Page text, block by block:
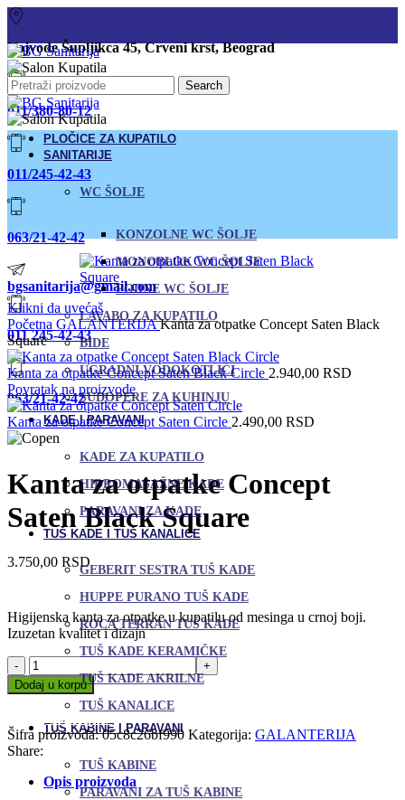
Vojvode Šupljikca 45, Crveni krst, Beograd
011/380-80-12
011/245-42-43
063/21-42-42
bgsanitarija@gmail.com
011 245-42-43
063/21-42-42
Search
PLOČICE ZA KUPATILO
SANITARIJE
WC ŠOLJE
KONZOLNE WC ŠOLJE
MONOBLOK WC ŠOLJE
PODNE WC ŠOLJE
LAVABO ZA KUPATILO
BIDE
UGRADNI VODOKOTLIĆI
SUDOPERE ZA KUHINJU
KADE I PARAVANI
KADE ZA KUPATILO
HIDROMASAŽNE KADE
PARAVANI ZA KADE
TUŠ KADE I TUŠ KANALICE
GEBERIT SESTRA TUŠ KADE
HUPPE PURANO TUŠ KADE
ROCA TERRAN TUŠ KADE
TUŠ KADE KERAMIČKE
TUŠ KADE AKRILNE
TUŠ KANALICE
TUŠ KABINE I PARAVANI
TUŠ KABINE
PARAVANI ZA TUŠ KABINE
Klikni da uvećaš
Početna GALANTERIJAKanta za otpatke Concept Saten Black
Square
Kanta za otpatke Concept Saten Black Circle 2.940,00 RSD
Povratak na proizvode
Kanta za otpatke Concept Saten Circle 2.490,00 RSD
Kanta za otpatke Concept
Saten Black Square
3.750,00 RSD
Higijenska kanta za otpatke u kupatilu od mesinga u crnoj boji.
Izuzetan kvalitet i dizajn
Kanta
za
otpatke
Concept
Saten
Black
Square
količina
Dodaj u korpu
Dodaj u omiljene
Šifra proizvoda:05c8c26bf990 Kategorija: GALANTERIJA
Share:
Opis proizvoda